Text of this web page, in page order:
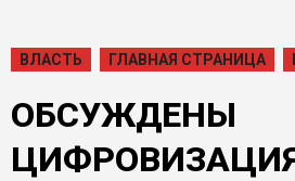
ВЛАСТЬ ГЛАВНАЯ СТРАНИЦА
ОБСУЖДЕНЫ